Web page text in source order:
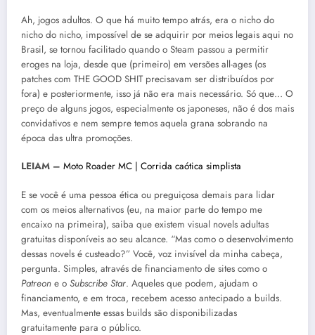
Ah, jogos adultos. O que há muito tempo atrás, era o nicho do
nicho do nicho, impossível de se adquirir por meios legais aqui no
Brasil, se tornou facilitado quando o Steam passou a permitir
eroges na loja, desde que (primeiro) em versões all-ages (os
patches com THE GOOD SHIT precisavam ser distribuídos por
fora) e posteriormente, isso já não era mais necessário. Só que… O
preço de alguns jogos, especialmente os japoneses, não é dos mais
convidativos e nem sempre temos aquela grana sobrando na
época das ultra promoções.
LEIAM – Moto Roader MC | Corrida caótica simplista
E se você é uma pessoa ética ou preguiçosa demais para lidar
com os meios alternativos (eu, na maior parte do tempo me
encaixo na primeira), saiba que existem visual novels adultas
gratuitas disponíveis ao seu alcance. “Mas como o desenvolvimento
dessas novels é custeado?” Você, voz invisível da minha cabeça,
pergunta. Simples, através de financiamento de sites como o
Patreon e o Subscribe Star. Aqueles que podem, ajudam o
financiamento, e em troca, recebem acesso antecipado a builds.
Mas, eventualmente essas builds são disponibilizadas
gratuitamente para o público.